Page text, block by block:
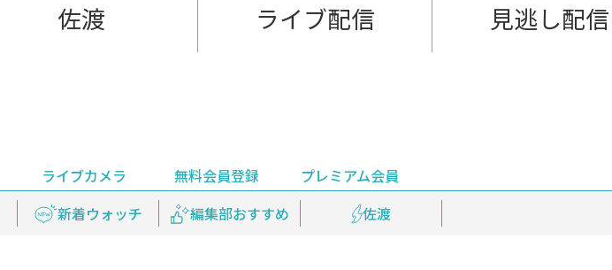
佐渡 ライブ配信 見逃し配信
新着ウォッチ 編集部おすすめ 佐渡
天気 上越妙高百景 鉄道情報
ライブカメラ 無料会員登録
プレミアム会員
見逃し配信 プレミアム会員登録